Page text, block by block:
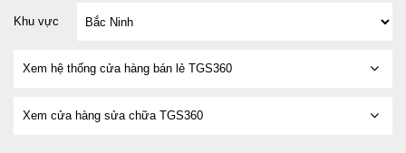
Khu vực
Xem hệ thống cửa hàng bán lẻ TGS360
Xem cửa hàng sửa chữa TGS360